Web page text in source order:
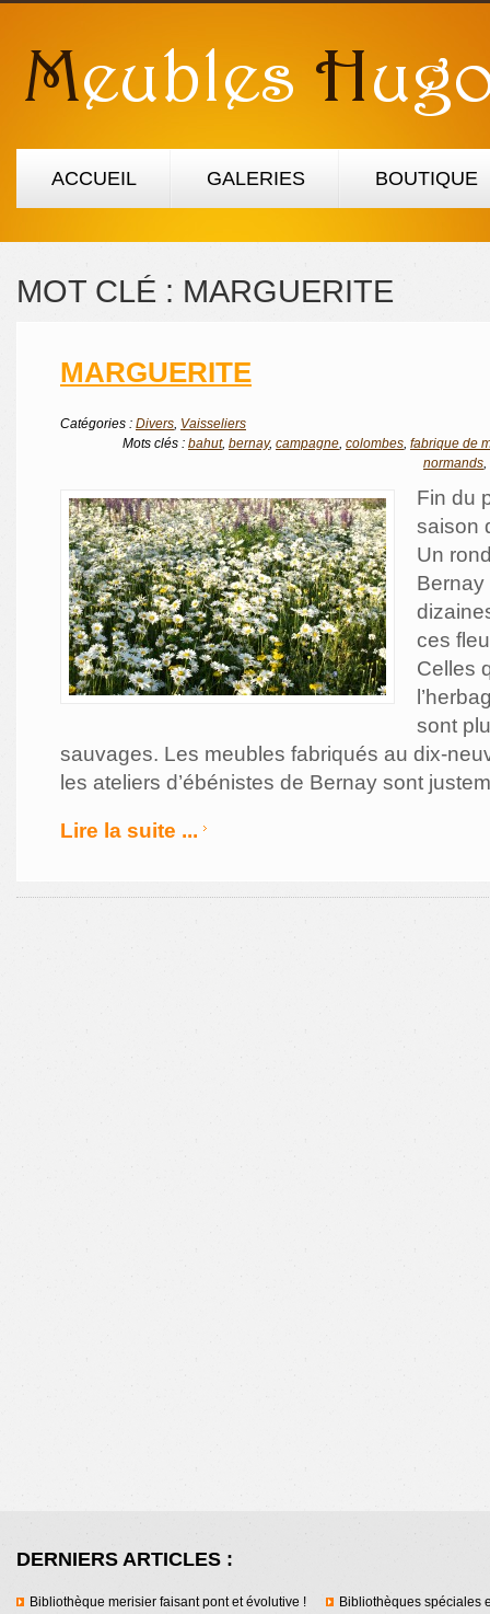
ACCUEIL GALERIES BOUTIQUE
MOT CLÉ : MARGUERITE
MARGUERITE
Catégories : Divers, Vaisseliers
Mots clés : bahut, bernay, campagne, colombes, fabrique de
normands,
Fin du
saison
Un
Bernay
ces
Celles
sont
sauvages. Les meubles fabriqués au dix-
les ateliers d’ébénistes de Bernay sont
Lire la suite ...
DERNIERS ARTICLES :
Bibliothèque merisier faisant pont et évolutive !
Bibliothèques spéciales